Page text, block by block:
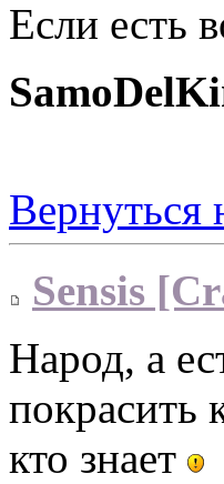
Если есть
Вернуться
Sensis
Народ, а
покрасить
кто знает